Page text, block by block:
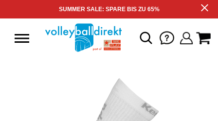
SUMMER SALE: SPARE BIS ZU 65%